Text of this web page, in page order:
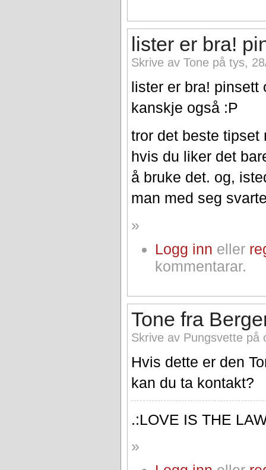
lister er bra!
Skrive av Tone på tys,
lister er bra! pinsett
kanskje også :P
tror det beste tipset
hvis du liker det
å bruke det. og,
man med seg
»
Logg inn eller
kommentarar.
Tone fra
Skrive av Pungsvette på
Hvis dette er den
kan du ta kontakt?
.:LOVE IS THE
»